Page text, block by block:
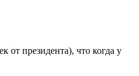
президента), что когда у